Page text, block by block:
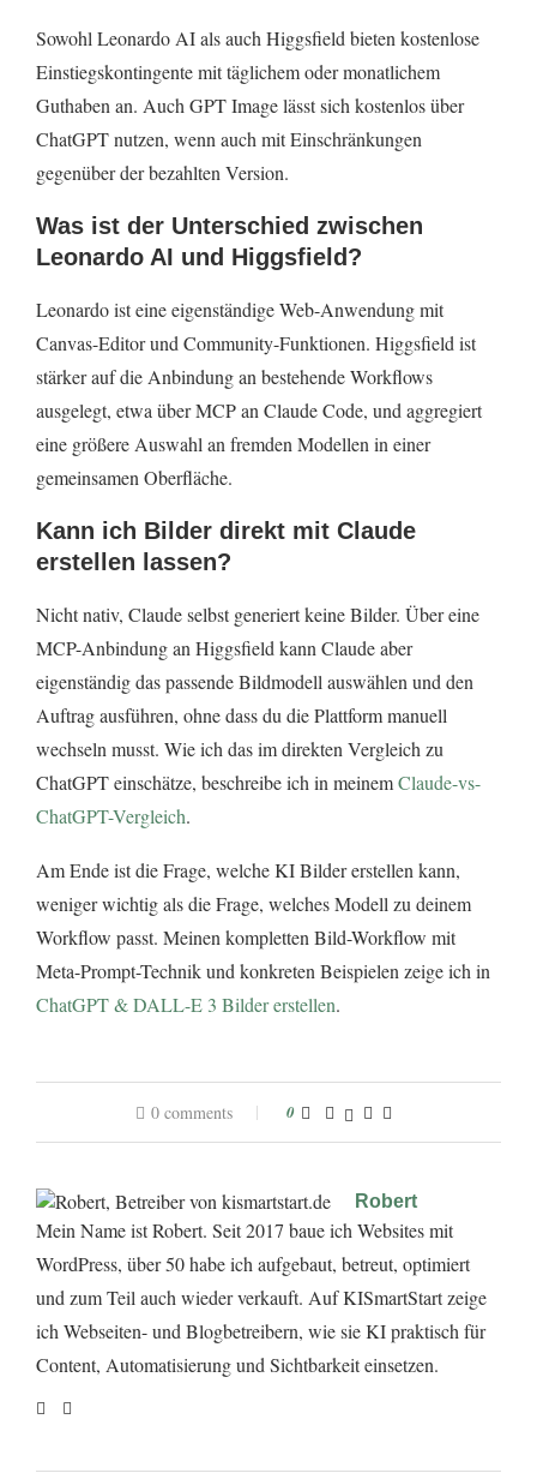
Sowohl Leonardo AI als auch Higgsfield bieten kostenlose
Einstiegskontingente mit täglichem oder monatlichem
Guthaben an. Auch GPT Image lässt sich kostenlos über
ChatGPT nutzen, wenn auch mit Einschränkungen
gegenüber der bezahlten Version.
Was ist der Unterschied zwischen
Leonardo AI und Higgsfield?
Leonardo ist eine eigenständige Web-Anwendung mit
Canvas-Editor und Community-Funktionen. Higgsfield ist
stärker auf die Anbindung an bestehende Workflows
ausgelegt, etwa über MCP an Claude Code, und aggregiert
eine größere Auswahl an fremden Modellen in einer
gemeinsamen Oberfläche.
Kann ich Bilder direkt mit Claude
erstellen lassen?
Nicht nativ, Claude selbst generiert keine Bilder. Über eine
MCP-Anbindung an Higgsfield kann Claude aber
eigenständig das passende Bildmodell auswählen und den
Auftrag ausführen, ohne dass du die Plattform manuell
wechseln musst. Wie ich das im direkten Vergleich zu
ChatGPT einschätze, beschreibe ich in meinemClaude-vs-
ChatGPT-Vergleich.
Am Ende ist die Frage, welche KI Bilder erstellen kann,
weniger wichtig als die Frage, welches Modell zu deinem
Workflow passt. Meinen kompletten Bild-Workflow mit
Meta-Prompt-Technik und konkreten Beispielen zeige ich in
ChatGPT & DALL-E 3 Bilder erstellen.
0 comments 0
Robert
Mein Name ist Robert. Seit 2017 baue ich Websites mit
WordPress, über 50 habe ich aufgebaut, betreut, optimiert
und zum Teil auch wieder verkauft. Auf KISmartStart zeige
ich Webseiten- und Blogbetreibern, wie sie KI praktisch für
Content, Automatisierung und Sichtbarkeit einsetzen.